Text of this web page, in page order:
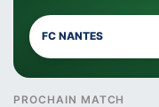
FC NANTES
PROCHAIN MATCH